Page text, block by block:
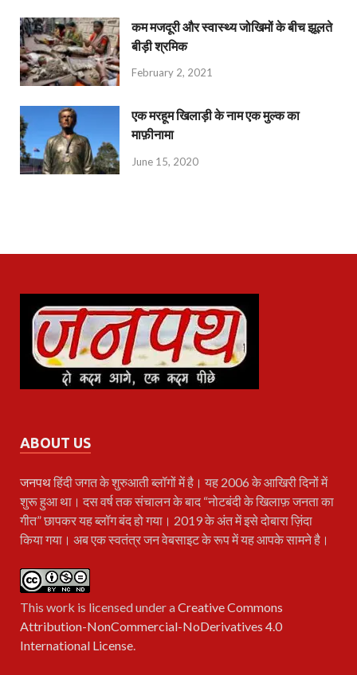
कम मजदूरी और स्वास्थ्य जोखिमों के बीच झूलते
बीड़ी श्रमिक
February 2, 2021
एक मरहूम खिलाड़ी के नाम एक मुल्क का
माफ़ीनामा
June 15, 2020
ABOUT US
जनपथहिंदी जगत के शुरुआती ब्लॉगों में है। यह 2006 के आखिरी दिनों में
शुरू हुआ था। दस वर्ष तक संचालन के बाद “नोटबंदी के खिलाफ़ जनता का
गीत” छापकर यह ब्लॉग बंद हो गया। 2019 के अंत में इसे दोबारा ज़िंदा
किया गया। अब एक स्वतंत्र जन वेबसाइट के रूप में यह आपके सामने है।
This work is licensed under aCreative Commons
Attribution-NonCommercial-NoDerivatives 4.0
International License.